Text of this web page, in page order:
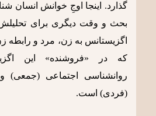
گذارد. اینجا اوجِ خوانش انسان
بحث و وقت دیگری برای
اگزیستانس به زن، مرد و رابطه
که در «فروشنده» این
روانشناسی اجتماعی (جمعی)
(فردی) است.